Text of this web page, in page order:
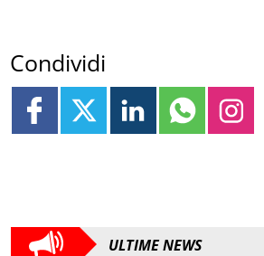
Condividi
ULTIME NEWS